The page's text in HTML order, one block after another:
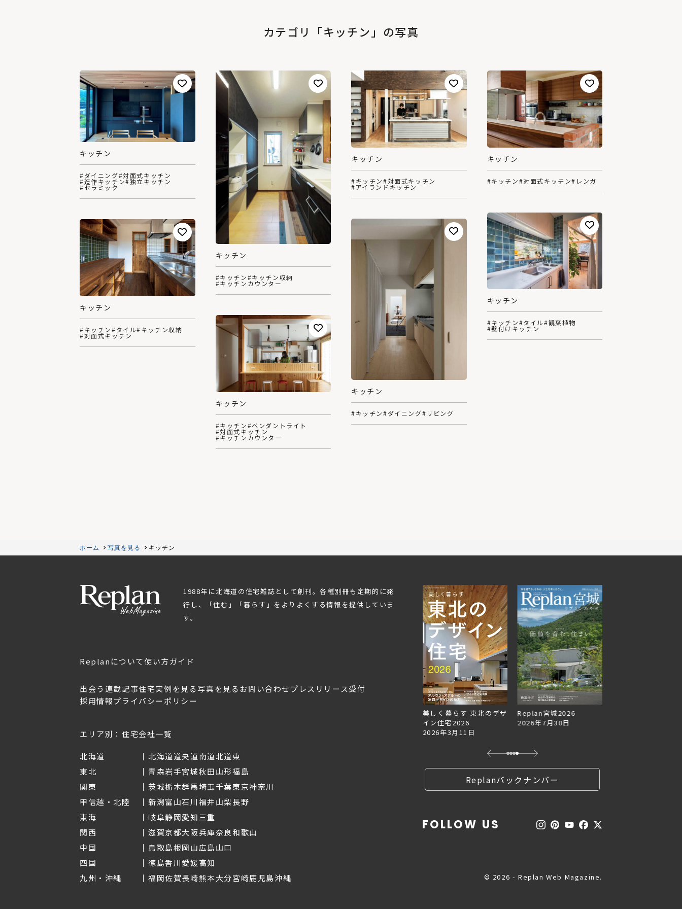
カテゴリ「キッチン」の写真
キッチン
#ダイニング#対面式キッチン
#造作キッチン#独立キッチン
#セラミック
キッチン
#キッチン#キッチン収納
#キッチンカウンター
キッチン
#キッチン#対面式キッチン
#アイランドキッチン
キッチン
#キッチン#対面式キッチン#レンガ
キッチン
#キッチン#タイル#観葉植物
#壁付けキッチン
キッチン
#キッチン#ダイニング#リビング
キッチン
#キッチン#タイル#キッチン収納
#対面式キッチン
キッチン
#キッチン#ペンダントライト
#対面式キッチン
#キッチンカウンター
ホーム 写真を見る キッチン
1988年に北海道の住宅雑誌として創刊。各種別冊も定期的に発
行し、「住む」「暮らす」をよりよくする情報を提供していま
す。
Replanについて使い方ガイド
出会う 連載記事住宅実例を見る写真を見る お問い合わせ プレスリリース受付
採用情報プライバシーポリシー
エリア別：住宅会社一覧
北海道 北海道道央道南道北道東
東北
青森岩手宮城秋田山形福島
関東
茨城栃木群馬埼玉千葉東京神奈川
甲信越・北陸
新潟富山石川福井山梨長野
東海
岐阜静岡愛知三重
関西
滋賀京都大阪兵庫奈良和歌山
中国
鳥取島根岡山広島山口
四国
徳島香川愛媛高知
九州・沖縄
福岡佐賀長崎熊本大分宮崎鹿児島沖縄
2026年3月11日
美しく暮らす 東北のデザ
イン住宅2026
2026年3月11日
Replan宮城2026
2026年7月30日
Replanバックナンバー
FOLLOW US
© 2026 - Replan Web Magazine.